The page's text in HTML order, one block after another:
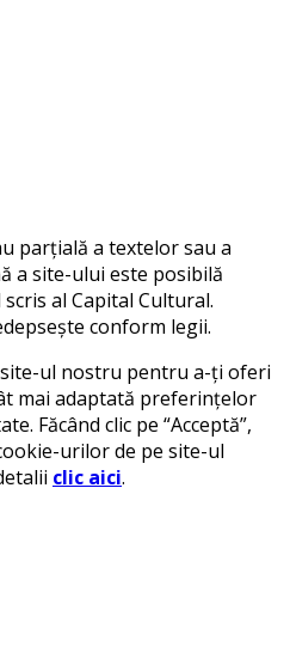
parțială a textelor sau a
a site-ului este posibilă
al Capital Cultural.
conform legii.
ul nostru pentru a-ți oferi
mai adaptată preferințelor
Făcând clic pe “Acceptă”,
urilor de pe site-ul
clic aici.